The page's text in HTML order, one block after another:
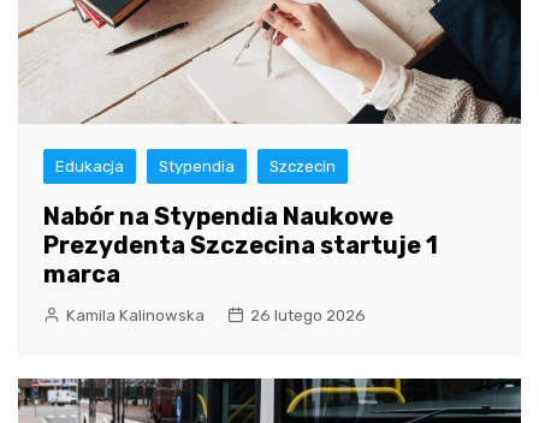
Edukacja Stypendia Szczecin
Nabór na Stypendia Naukowe
Prezydenta Szczecina startuje 1
marca
Kamila Kalinowska 26 lutego 2026